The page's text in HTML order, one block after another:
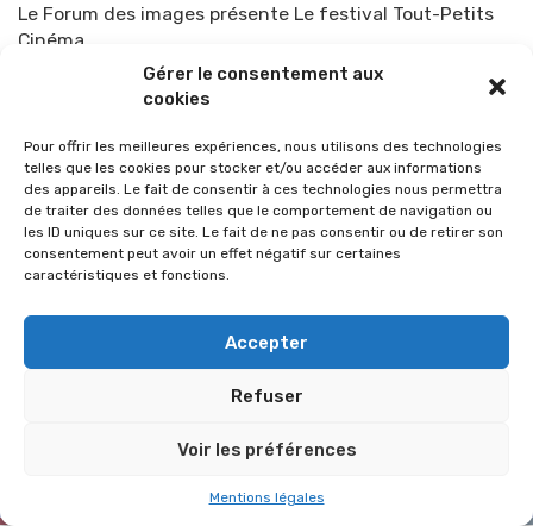
Gérer le consentement aux
cookies
Pour offrir les meilleures expériences, nous utilisons des technologies
telles que les cookies pour stocker et/ou accéder aux informations
des appareils. Le fait de consentir à ces technologies nous permettra
de traiter des données telles que le comportement de navigation ou
les ID uniques sur ce site. Le fait de ne pas consentir ou de retirer son
consentement peut avoir un effet négatif sur certaines
caractéristiques et fonctions.
Accepter
Refuser
Voir les préférences
Mentions légales
Le Forum des images présente Le festival Tout-Petits
Cinéma
TOP-PARENTS 5 février 2014
MENTIONS LÉGALES